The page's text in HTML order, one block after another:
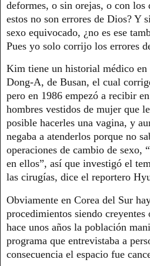
deformes, o sin orejas, o con los
estos no son errores de Dios? Y
sexo equivocado, ¿no es ese
Pues yo solo corrijo los errores
Kim tiene un historial médico
Dong-A, de Busan, el cual
pero en 1986 empezó a recibir
hombres vestidos de mujer que
posible hacerles una vagina, y
negaba a atenderlos porque no
operaciones de cambio de sexo,
en ellos”, así que investigó el
las cirugías, dice el reportero
Obviamente en Corea del Sur
procedimientos siendo creyentes
hace unos años la población
programa que entrevistaba a
consecuencia el espacio fue